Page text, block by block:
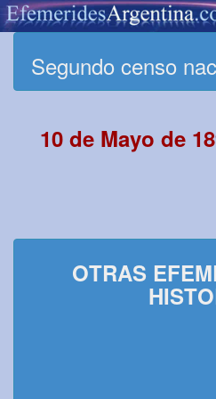
Segundo censo
10 de Mayo de
OTRAS